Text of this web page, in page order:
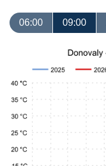
06:00 09:00